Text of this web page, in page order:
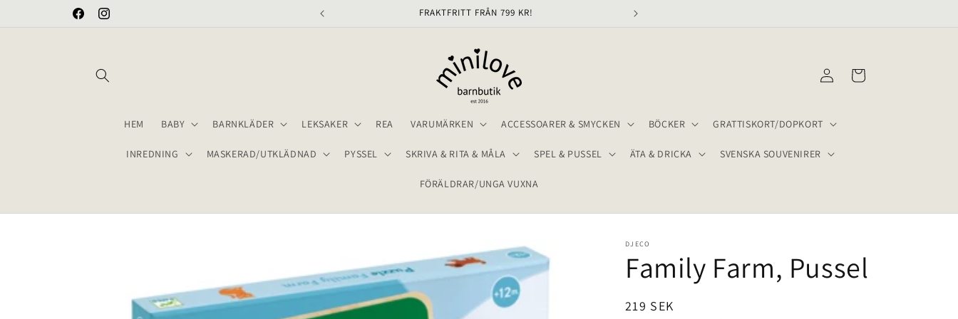
FacebookInstagram
FRAKTFRITT FRÅN 799 KR!
HEM BABY BARNKLÄDER LEKSAKER REA VARUMÄRKEN ACCESSOARER & SMYCKEN BÖCKER GRATTISKORT/DOPKORT
INREDNING MASKERAD/UTKLÄDNAD PYSSEL SKRIVA & RITA & MÅLA SPEL & PUSSEL ÄTA & DRICKA SVENSKA SOUVENIRER
FÖRÄLDRAR/UNGA VUXNA
Logga
in
Varukorg
DJECO
Family Farm, Pussel
Ordinarie
219 SEK